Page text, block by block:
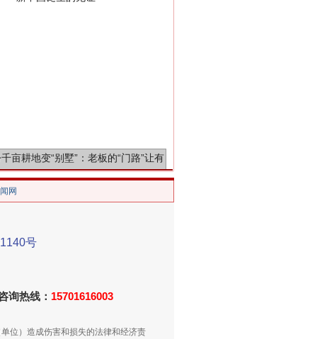
网
号
询热线： 15701616003
位）造成伤害和损失的法律和经济责